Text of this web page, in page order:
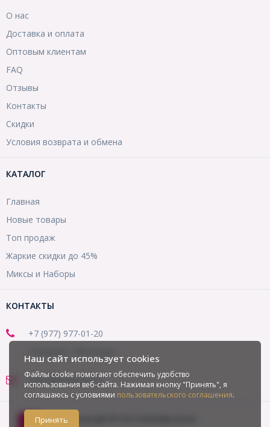
О нас
Доставка и оплата
Оптовым клиентам
FAQ
Отзывы
Контакты
Скидки
Условия возврата и обмена
КАТАЛОГ
Главная
Новые товары
Топ продаж
Жаркие скидки до 45%
Миксы и Наборы
КОНТАКТЫ
+7 (977) 977-01-20
office@mirbusin.ru
Наш сайт использует cookies
Файлы cookie помогают обеспечить удобство
использования веб-сайта. Нажимая кнопку "Принять", я
соглашаюсь с условиями пользовательского соглашения.
Принять